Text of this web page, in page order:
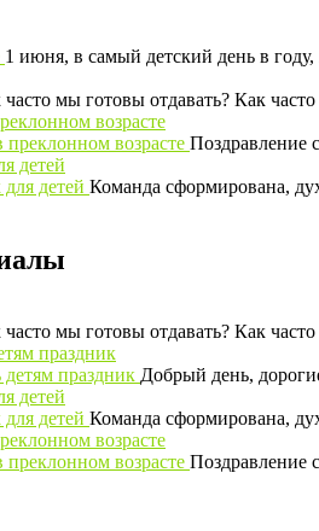
1 июня, в самый детский день в
часто мы готовы отдавать? Как
возрасте
Поздравление
детей
Команда сформирована,
часто мы готовы отдавать? Как
праздник
Добрый день,
детей
Команда сформирована,
возрасте
Поздравление